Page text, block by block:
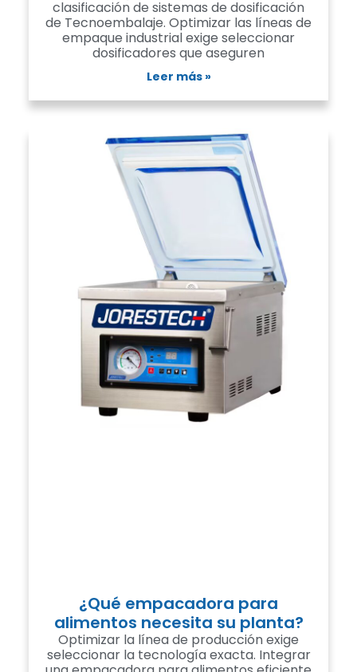
clasificación de sistemas de dosificación
de Tecnoembalaje. Optimizar las líneas de
empaque industrial exige seleccionar
dosificadores que aseguren
Leer más »
¿Qué empacadora para
alimentos necesita su planta?
Optimizar la línea de producción exige
seleccionar la tecnología exacta. Integrar